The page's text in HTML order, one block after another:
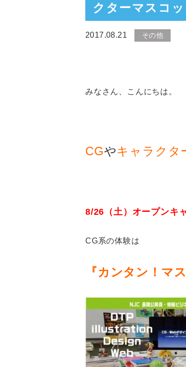
クターマスコ
2017.08.21 その他
みなさん、こんにちは。
CGやキャラクタ
8/26（土）オープンキ
CG系の体験は
『カンタン！マ